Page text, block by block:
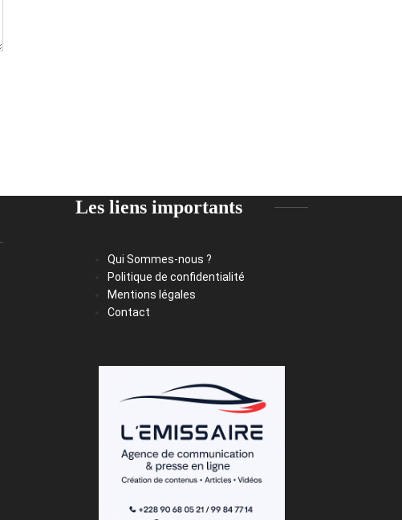
Les liens importants
Qui Sommes-nous ?
Politique de confidentialité
Mentions légales
Contact